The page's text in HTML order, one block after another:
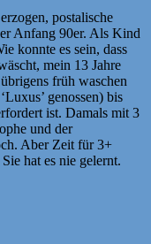
postalische
Anfang 90er. Als Kind
konnte es sein, dass
mein 13 Jahre
früh waschen
genossen) bis
ist. Damals mit 3
und der
Aber Zeit für 3+
hat es nie gelernt.